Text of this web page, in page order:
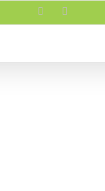
Facebook